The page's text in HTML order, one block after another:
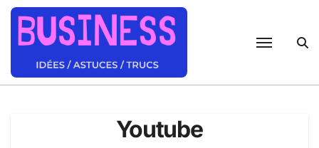
Passer
contenu
Youtube